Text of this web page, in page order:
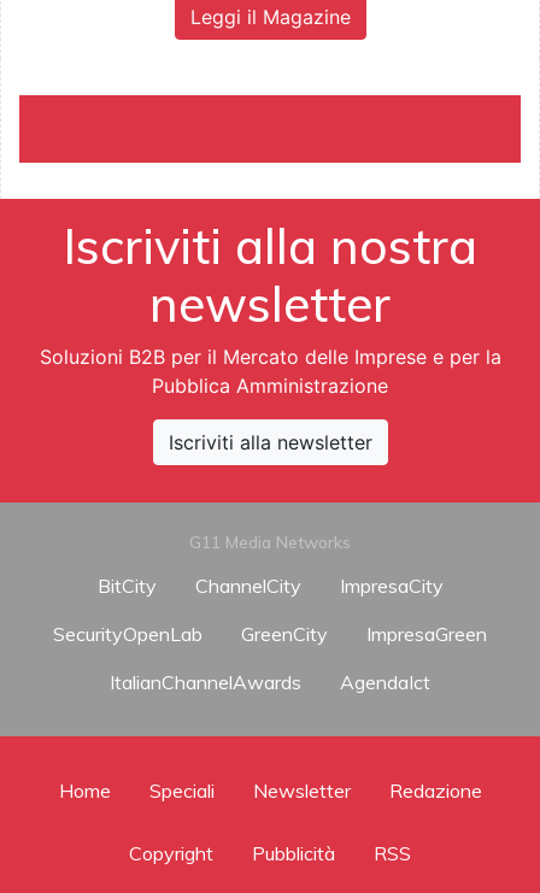
Leggi il Magazine
Iscriviti alla nostra
newsletter
Soluzioni B2B per il Mercato delle Imprese e per la
Pubblica Amministrazione
Iscriviti alla newsletter
G11 Media Networks
BitCity ChannelCity
ImpresaCity
SecurityOpenLab
GreenCity
ImpresaGreen
ItalianChannelAwards
AgendaIct
Home Speciali Newsletter Redazione
Copyright Pubblicità RSS